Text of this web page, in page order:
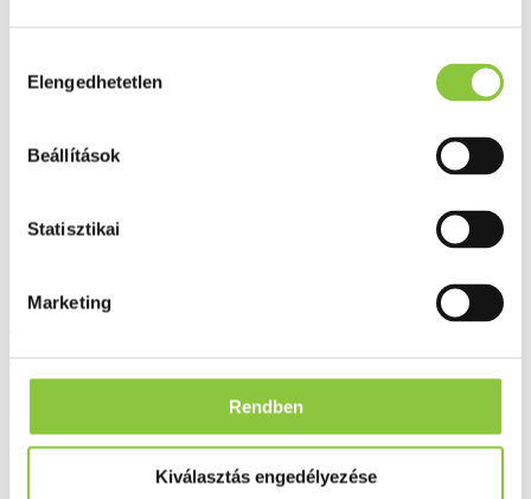
kiválasztása
Elengedhetetlen
Beállítások
Statisztikai
Marketing
Rendben
Kiválasztás engedélyezése
Algoflex Forte dolo 400 mg filmtabletta,
4 117 Ft